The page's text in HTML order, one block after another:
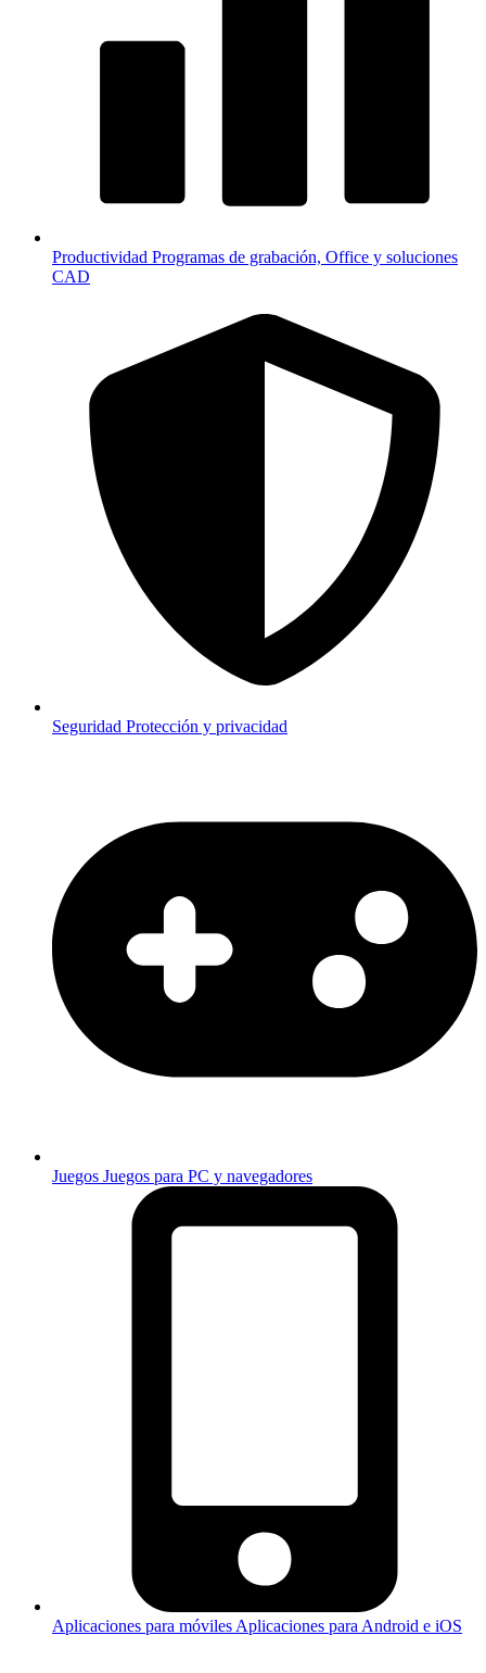
Productividad Programas de grabación, Office y soluciones
CAD
Seguridad Protección y privacidad
Juegos Juegos para PC y navegadores
Aplicaciones para móviles Aplicaciones para Android e iOS